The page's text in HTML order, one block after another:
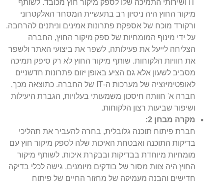
IT ושירותי התמיכה שלו לספק מיקור חוץ מכובד. לשותף
מיקור החוץ היה ניסיון רב בתעשיית המסחר האלקטרוני
ורקורד מוכח של אספקת פתרונות אמינים וניתנים להרחבה.
על ידי מינוף המומחיות של ספק מיקור החוץ, החברה
הצליחה לייעל את פעילותה, לשפר את ביצועי האתר ולשפר
את חוויות הלקוחות. שותף מיקור החוץ לא רק סיפק תמיכה
מסביב לשעון אלא גם הציע באופן יזום פתרונות חדשניים
לאופטימיזציה של מערכות ה-IT של החברה. כתוצאה מכך,
חברה א' חוותה חיסכון משמעותי בעלויות, הגברת היעילות
ושיפור שביעות רצון הלקוחות.
מקרה מבחן 2:
חברת פיתוח תוכנה גלובלית, בחרה להעביר את תהליכי
בדיקות התוכנה ואבטחת האיכות שלה לספק מיקור חוץ עם
מומחיות מיוחדת בבדיקות ובבקרת איכות. לשותף מיקור
החוץ היה צוות מסור של בודקים מיומנים, גישה לכלי בדיקה
חדישים והבנה מעמיקה של מחזור החיים של פיתוח